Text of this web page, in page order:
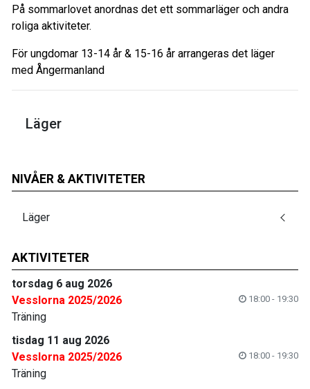
NIVÅER & AKTIVITETER
Läger
AKTIVITETER
torsdag 6 aug 2026
Vesslorna 2025/2026
18:00 - 19:30
Träning
tisdag 11 aug 2026
Vesslorna 2025/2026
18:00 - 19:30
Träning
På sommarlovet anordnas det ett sommarläger och andra
roliga aktiviteter.
För ungdomar 13-14 år & 15-16 år arrangeras det läger
med Ångermanland
Läger